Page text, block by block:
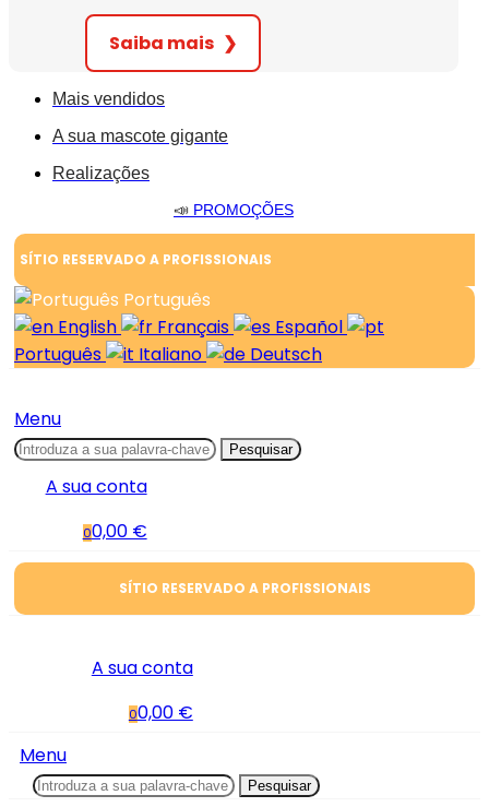
Saiba mais ❯
Mais vendidos
A sua mascote gigante
Realizações
📣 PROMOÇÕES
SÍTIO RESERVADO A PROFISSIONAIS
Português
English
Français
Español
Português
Italiano Deutsch
Menu
Pesquisar
A sua conta
00,00 €
SÍTIO RESERVADO A PROFISSIONAIS
A sua conta
00,00 €
Menu
Pesquisar